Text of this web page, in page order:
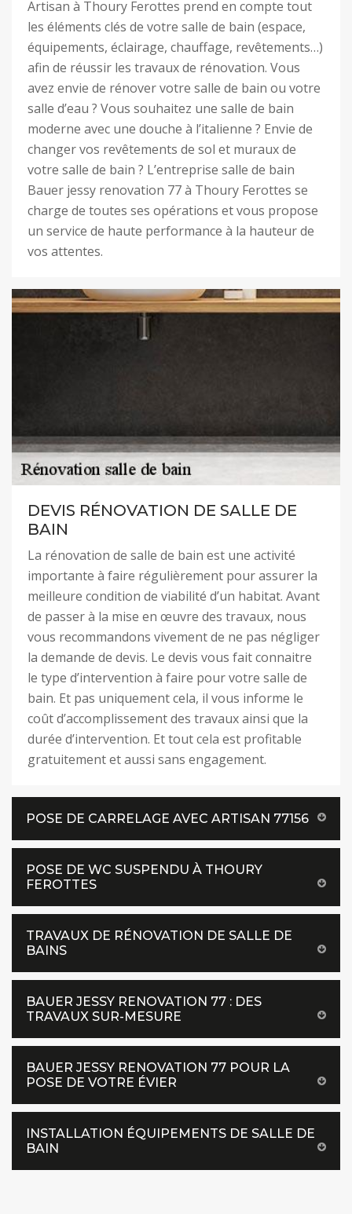
Artisan à Thoury Ferottes prend en compte tout
les éléments clés de votre salle de bain (espace,
équipements, éclairage, chauffage, revêtements…)
afin de réussir les travaux de rénovation. Vous
avez envie de rénover votre salle de bain ou votre
salle d’eau ? Vous souhaitez une salle de bain
moderne avec une douche à l’italienne ? Envie de
changer vos revêtements de sol et muraux de
votre salle de bain ? L’entreprise salle de bain
Bauer jessy renovation 77 à Thoury Ferottes se
charge de toutes ses opérations et vous propose
un service de haute performance à la hauteur de
vos attentes.
DEVIS RÉNOVATION DE SALLE DE
BAIN
La rénovation de salle de bain est une activité
importante à faire régulièrement pour assurer la
meilleure condition de viabilité d’un habitat. Avant
de passer à la mise en œuvre des travaux, nous
vous recommandons vivement de ne pas négliger
la demande de devis. Le devis vous fait connaitre
le type d’intervention à faire pour votre salle de
bain. Et pas uniquement cela, il vous informe le
coût d’accomplissement des travaux ainsi que la
durée d’intervention. Et tout cela est profitable
gratuitement et aussi sans engagement.
POSE DE CARRELAGE AVEC ARTISAN 77156
POSE DE WC SUSPENDU À THOURY
FEROTTES
TRAVAUX DE RÉNOVATION DE SALLE DE
BAINS
BAUER JESSY RENOVATION 77 : DES
TRAVAUX SUR-MESURE
BAUER JESSY RENOVATION 77 POUR LA
POSE DE VOTRE ÉVIER
INSTALLATION ÉQUIPEMENTS DE SALLE DE
BAIN